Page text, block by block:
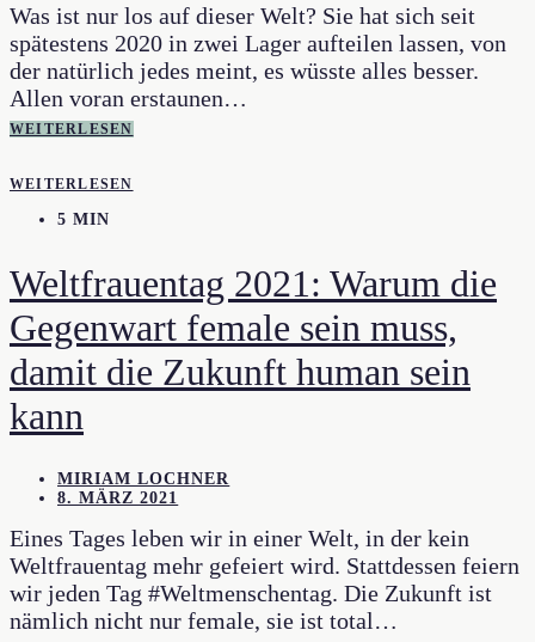
Was ist nur los auf dieser Welt? Sie hat sich seit
spätestens 2020 in zwei Lager aufteilen lassen, von
der natürlich jedes meint, es wüsste alles besser.
Allen voran erstaunen…
WEITERLESEN
WEITERLESEN
5 MIN
Weltfrauentag 2021: Warum die
Gegenwart female sein muss,
damit die Zukunft human sein
kann
MIRIAM LOCHNER
8. MÄRZ 2021
Eines Tages leben wir in einer Welt, in der kein
Weltfrauentag mehr gefeiert wird. Stattdessen feiern
wir jeden Tag #Weltmenschentag. Die Zukunft ist
nämlich nicht nur female, sie ist total…